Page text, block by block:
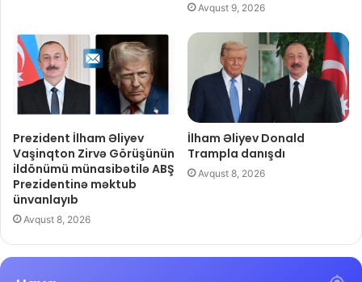
Avqust 9, 2026
Prezident İlham Əliyev
Vaşinqton Zirvə Görüşünün
ildönümü münasibətilə ABŞ
Prezidentinə məktub
ünvanlayıb
Avqust 8, 2026
İlham Əliyev Donald
Trampla danışdı
Avqust 8, 2026